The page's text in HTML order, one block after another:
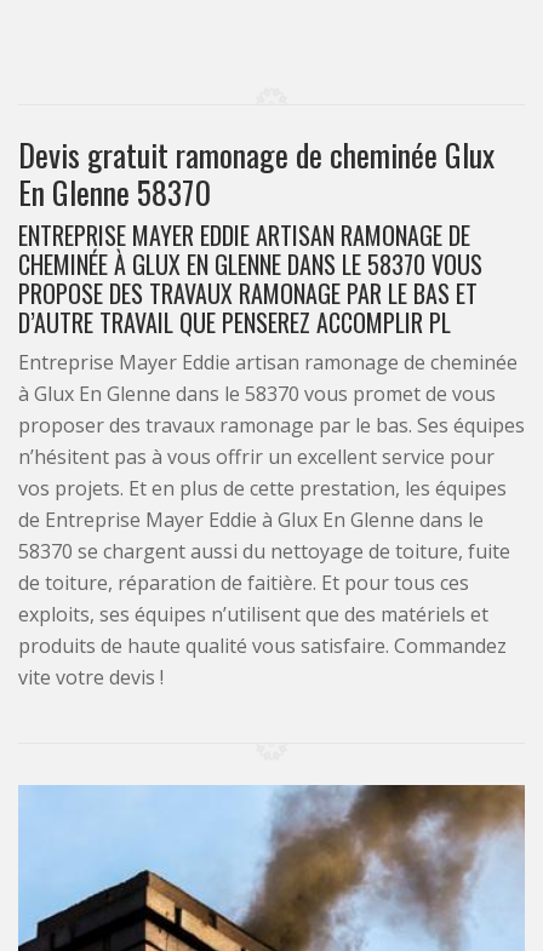
Devis gratuit ramonage de cheminée Glux
En Glenne 58370
ENTREPRISE MAYER EDDIE ARTISAN RAMONAGE DE
CHEMINÉE À GLUX EN GLENNE DANS LE 58370 VOUS
PROPOSE DES TRAVAUX RAMONAGE PAR LE BAS ET
D’AUTRE TRAVAIL QUE PENSEREZ ACCOMPLIR PL
Entreprise Mayer Eddie artisan ramonage de cheminée
à Glux En Glenne dans le 58370 vous promet de vous
proposer des travaux ramonage par le bas. Ses équipes
n’hésitent pas à vous offrir un excellent service pour
vos projets. Et en plus de cette prestation, les équipes
de Entreprise Mayer Eddie à Glux En Glenne dans le
58370 se chargent aussi du nettoyage de toiture, fuite
de toiture, réparation de faitière. Et pour tous ces
exploits, ses équipes n’utilisent que des matériels et
produits de haute qualité vous satisfaire. Commandez
vite votre devis !